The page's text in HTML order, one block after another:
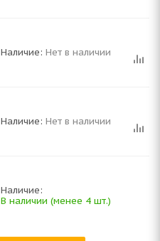
Наличие: Нет в наличии
Наличие: Нет в наличии
Наличие:
В наличии (менее 4 шт.)